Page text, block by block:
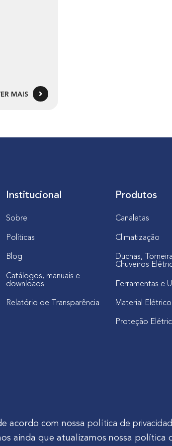
MAIS
Institucional
Sobre
Políticas
Blog
Catálogos, manuais e
downloads
Relatório de Transparência
Produtos
Canaletas
Climatização
Duchas,
Chuveiros
Ferramentas e
Material Elétrico
Proteção
81, Ferrari | CEP 83606-310 | Campo Largo -
acordo com nossa política de
ainda que atualizamos nossa política